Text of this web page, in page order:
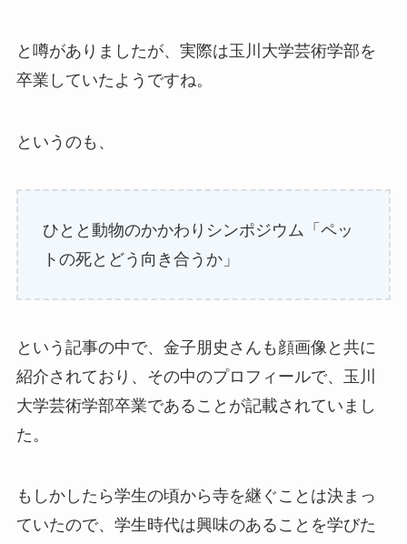
と噂がありましたが、実際は玉川大学芸術学部を
卒業していたようですね。
というのも、
ひとと動物のかかわりシンポジウム「ペッ
トの死とどう向き合うか」
という記事の中で、金子朋史さんも顔画像と共に
紹介されており、その中のプロフィールで、玉川
大学芸術学部卒業であることが記載されていまし
た。
もしかしたら学生の頃から寺を継ぐことは決まっ
ていたので、学生時代は興味のあることを学びた